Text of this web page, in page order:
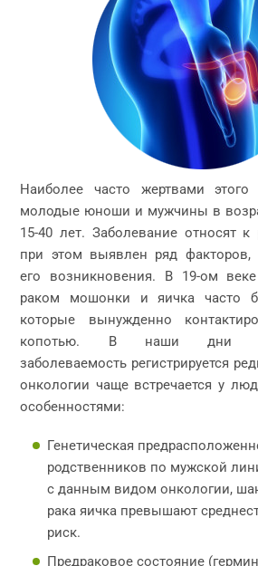
Наиболее часто жертвами этого
молодые юноши и мужчины в
15-40 лет. Заболевание относят к
при этом выявлен ряд
его возникновения. В 19-ом
раком мошонки и яичка часто
которые вынужденно
копотью. В наши дни
заболеваемость регистрируется
онкологии чаще встречается у
особенностями:
Генетическая
родственников по мужской
с данным видом онкологии,
рака яичка превышают
риск.
Предраковое состояние